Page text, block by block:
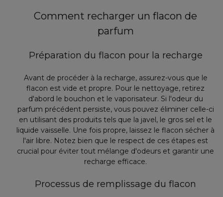
Comment recharger un flacon de
parfum
Préparation du flacon pour la recharge
Avant de procéder à la recharge, assurez-vous que le
flacon est vide et propre. Pour le nettoyage, retirez
d'abord le bouchon et le vaporisateur. Si l'odeur du
parfum précédent persiste, vous pouvez éliminer celle-ci
en utilisant des produits tels que la javel, le gros sel et le
liquide vaisselle. Une fois propre, laissez le flacon sécher à
l'air libre. Notez bien que le respect de ces étapes est
crucial pour éviter tout mélange d'odeurs et garantir une
recharge efficace.
Processus de remplissage du flacon